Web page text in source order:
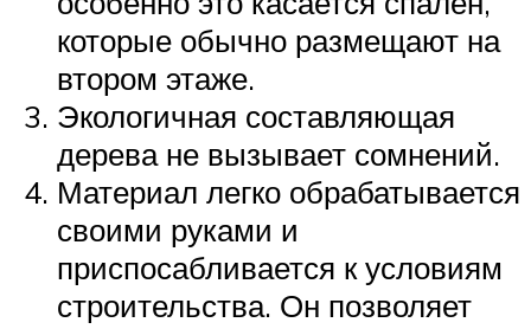
которые обычно размещают на
втором этаже.
Экологичная составляющая
дерева не вызывает сомнений.
Материал легко обрабатывается
своими руками и
приспосабливается к условиям
строительства. Он позволяет